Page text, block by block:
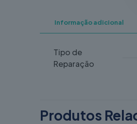
Informação adicional
Tipo de
Reparação
Produtos